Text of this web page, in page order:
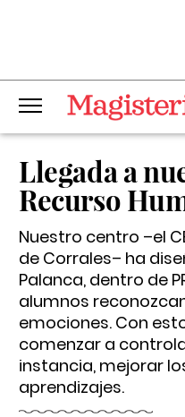
Llegada a
Recurso
Nuestro centro –el
de Corrales– ha
Palanca, dentro de
alumnos
emociones. Con
comenzar a
instancia, mejorar
aprendizajes.